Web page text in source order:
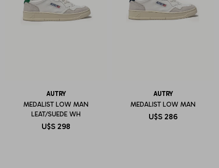
AUTRY
MEDALIST LOW MAN
LEAT/SUEDE WH
U$S 298
AUTRY
MEDALIST LOW MAN
U$S 286